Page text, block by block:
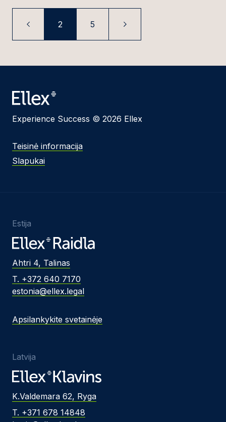
2 5
Experience Success © 2026 Ellex
Teisinė informacija
Slapukai
Estija
Ahtri 4, Talinas
T. +372 640 7170
estonia@ellex.legal
Apsilankykite svetainėje
Latvija
K.Valdemara 62, Ryga
T. +371 678 14848